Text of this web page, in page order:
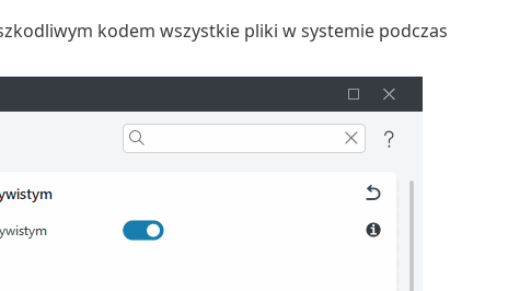
kodem wszystkie pliki w systemie podczas